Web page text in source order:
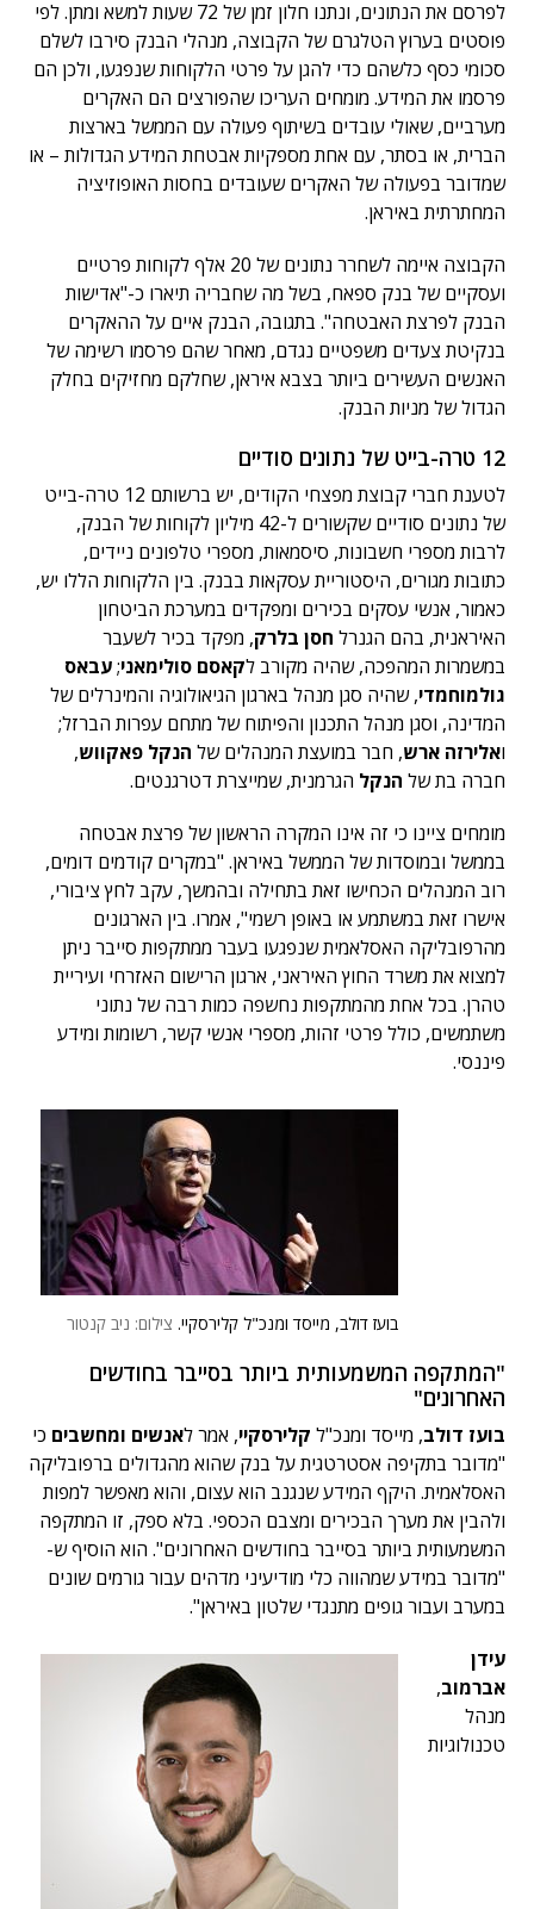
לפרסם את הנתונים, ונתנו חלון זמן של 72 שעות למשא ומתן. לפי
פוסטים בערוץ הטלגרם של הקבוצה, מנהלי הבנק סירבו לשלם
סכומי כסף כלשהם כדי להגן על פרטי הלקוחות שנפגעו, ולכן הם
פרסמו את המידע. מומחים העריכו שהפורצים הם האקרים
מערביים, שאולי עובדים בשיתוף פעולה עם הממשל בארצות
הברית, או בסתר, עם אחת מספקיות אבטחת המידע הגדולות – או
שמדובר בפעולה של האקרים שעובדים בחסות האופוזיציה
המחתרתית באיראן.
הקבוצה איימה לשחרר נתונים של 20 אלף לקוחות פרטיים
ועסקיים של בנק ספאח, בשל מה שחבריה תיארו כ-"אדישות
הבנק לפרצת האבטחה". בתגובה, הבנק איים על ההאקרים
בנקיטת צעדים משפטיים נגדם, מאחר שהם פרסמו רשימה של
האנשים העשירים ביותר בצבא איראן, שחלקם מחזיקים בחלק
הגדול של מניות הבנק.
12 טרה-בייט של נתונים סודיים
לטענת חברי קבוצת מפצחי הקודים, יש ברשותם 12 טרה-בייט
של נתונים סודיים שקשורים ל-42 מיליון לקוחות של הבנק,
לרבות מספרי חשבונות, סיסמאות, מספרי טלפונים ניידים,
כתובות מגורים, היסטוריית עסקאות בבנק. בין הלקוחות הללו יש,
כאמור, אנשי עסקים בכירים ומפקדים במערכת הביטחון
האיראנית, בהם הגנרל חסן בלרק, מפקד בכיר לשעבר
במשמרות המהפכה, שהיה מקורב לקאסם סולימאני;עבאס
גולמוחמדי, שהיה סגן מנהל בארגון הגיאולוגיה והמינרלים של
המדינה, וסגן מנהל התכנון והפיתוח של מתחם עפרות הברזל;
ואלירזה ארש, חבר במועצת המנהלים של הנקל פאקווש,
חברה בת של הנקל הגרמנית, שמייצרת דטרגנטים.
מומחים ציינו כי זה אינו המקרה הראשון של פרצת אבטחה
בממשל ובמוסדות של הממשל באיראן. "במקרים קודמים דומים,
רוב המנהלים הכחישו זאת בתחילה ובהמשך, עקב לחץ ציבורי,
אישרו זאת במשתמע או באופן רשמי", אמרו. בין הארגונים
מהרפובליקה האסלאמית שנפגעו בעבר ממתקפות סייבר ניתן
למצוא את משרד החוץ האיראני, ארגון הרישום האזרחי ועיריית
טהרן. בכל אחת מהמתקפות נחשפה כמות רבה של נתוני
משתמשים, כולל פרטי זהות, מספרי אנשי קשר, רשומות ומידע
פיננסי.
בועז דולב, מייסד ומנכ"ל קלירסקיי. צילום: ניב קנטור
"המתקפה המשמעותית ביותר בסייבר בחודשים
האחרונים"
בועז דולב, מייסד ומנכ"ל קלירסקיי, אמר לאנשים ומחשבים כי
"מדובר בתקיפה אסטרטגית על בנק שהוא מהגדולים ברפובליקה
האסלאמית. היקף המידע שנגנב הוא עצום, והוא מאפשר למפות
ולהבין את מערך הבכירים ומצבם הכספי. בלא ספק, זו המתקפה
המשמעותית ביותר בסייבר בחודשים האחרונים". הוא הוסיף ש-
"מדובר במידע שמהווה כלי מודיעיני מדהים עבור גורמים שונים
במערב ועבור גופים מתנגדי שלטון באיראן".
עידן
אברמוב,
מנהל
טכנולוגיות